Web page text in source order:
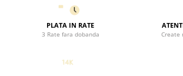
PLATA IN RATE
3 Rate fara dobanda Create